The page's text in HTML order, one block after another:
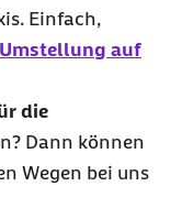
Einfach,
Umstellung auf
die
Dann können
Wegen bei uns